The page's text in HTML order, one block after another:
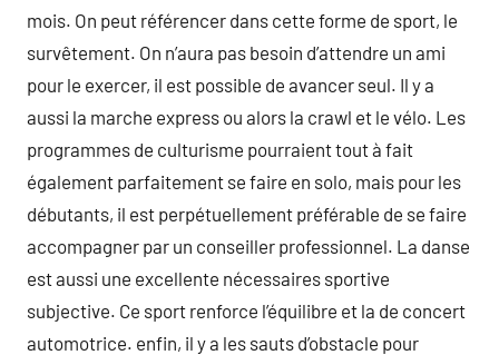
mois. On peut référencer dans cette forme de sport, le
survêtement. On n’aura pas besoin d’attendre un ami
pour le exercer, il est possible de avancer seul. Il y a
aussi la marche express ou alors la crawl et le vélo. Les
programmes de culturisme pourraient tout à fait
également parfaitement se faire en solo, mais pour les
débutants, il est perpétuellement préférable de se faire
accompagner par un conseiller professionnel. La danse
est aussi une excellente nécessaires sportive
subjective. Ce sport renforce l’équilibre et la de concert
automotrice. enfin, il y a les sauts d’obstacle pour